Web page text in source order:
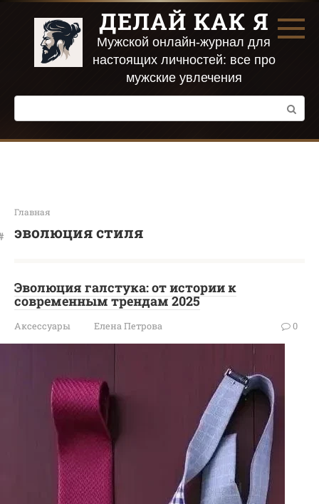
Перейти
контенту
ДЕЛАЙ КАК Я
Мужской онлайн-журнал для
настоящих личностей: все про
мужские увлечения
Поиск:
Главная
эволюция стиля
Эволюция галстука: от истории к
современным трендам 2025
Аксессуары Елена Петрова 0